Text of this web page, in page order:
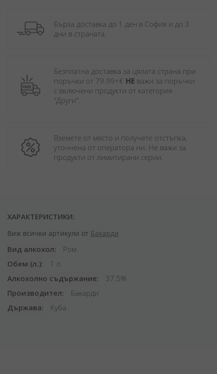
Бърза доставка до 1 ден в София и до 3
дни в страната.
Безплатна доставка за цялата страна при
поръчки от 79.99+€ НЕ важи за поръчки
с включени продукти от категория
"Други".
Вземете от място и получете отстъпка,
уточнена от оператора ни. Не важи за
продукти от лимитирани серии.
ХАРАКТЕРИСТИКИ:
Виж всички артикули от Бакарди
Вид алкохол
Ром
Обем (л.)
1 л.
Алкохолно съдържание
37.5%
Производител
Бакарди
Държава
Куба